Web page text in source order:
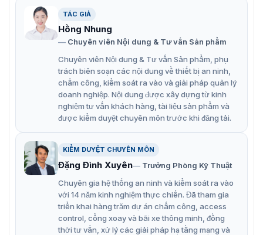
Có thể kết nối với trạm dock
Sạc pin dòng máy ảnh đeo trên người DS-MH2311
Nguồn: đèn đỏ sáng liên tục là nguồn điện bình
thường.
Sạc: đèn đỏ sáng liên tục là body camera hoặc pin
đang được sạc.
đã được sạc đầy.
Sạc pin cho máy ảnh gắn trên người dòng DS-
MH2311 và sao chép dữ liệu
Vietnamsmart – phân phối chính hãng
đế sạc DS-MH1411-N1
TÁC GIẢ
Hồng Nhung
Chuyên viên Nội dung & Tư vấn Sản phẩm
Chuyên viên Nội dung & Tư vấn Sản phẩm, phụ
trách biên soạn các nội dung về thiết bị an ninh,
chấm công, kiểm soát ra vào và giải pháp quản lý
doanh nghiệp. Nội dung được xây dựng từ kinh
nghiệm tư vấn khách hàng, tài liệu sản phẩm và
được kiểm duyệt chuyên môn trước khi đăng tải.
KIỂM DUYỆT CHUYÊN MÔN
Đặng Đình Xuyên
Trưởng Phòng Kỹ Thuật
Chuyên gia hệ thống an ninh và kiểm soát ra vào
với 14 năm kinh nghiệm thực chiến. Đã tham gia
triển khai hàng trăm dự án chấm công, access
control, cổng xoay và bãi xe thông minh, đồng
thời tư vấn, xử lý các giải pháp hạ tầng mạng và